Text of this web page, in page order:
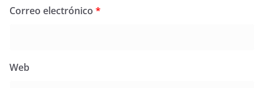
Correo electrónico *
Web